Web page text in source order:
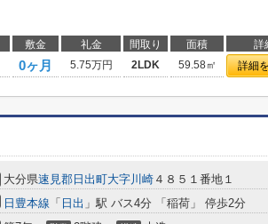
敷金 礼金 間取り 面積 詳
0ヶ月 5.75万円 2LDK 59.58㎡ 詳細
大分県速見郡日出町大字川崎 ４８５１番地１
日豊本線 「 日出 」駅 バス4分 「稲荷」 停歩2分